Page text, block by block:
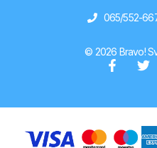
065/552-
© 2026 Bravo!